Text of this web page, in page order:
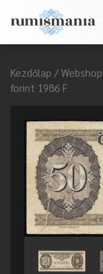
Kezdőlap / Webshop
forint 1986 F